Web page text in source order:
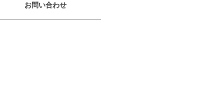
お問い合わせ